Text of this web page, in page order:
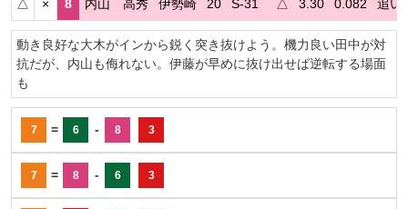
△ × 8 内山 高秀 伊勢崎 20 S-31 △ 3.30 0.082 追い
動き良好な大木がインから鋭く突き抜けよう。機力良い田中が対
抗だが、内山も侮れない。伊藤が早めに抜け出せば逆転する場面
も
7 = 6 - 8 3
7 = 8 - 6 3